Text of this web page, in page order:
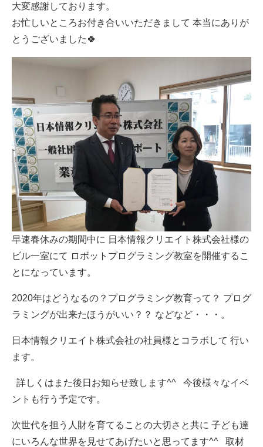
大変感謝しております。
お忙しいところお付き合いいただきまして 本当にありが
とうございました🍀
早速春休みの期間中に 日本情報クリエイト株式会社様の
ビル一室にて ロボットプログラミング教室を開催するこ
とになっています。
2020年はどうなるの？プログラミング教育って？ プログ
ラミングが出来たほうがいい？？ などなど・・・。
日本情報クリエイト株式会社の社員様とコラボして 行い
ます。
詳しくはまた後日お知らせ致します^^ 今後様々なイベ
ントも行う予定です。
次世代を担う人財を育てることの大切さと共に 子ども達
にいろんな世界を見せてあげたいと思ってます^^ 取材